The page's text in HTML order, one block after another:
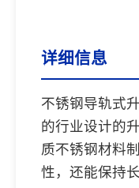
详细信息
不锈钢导轨式
的行业设计的
质不锈钢材料
性，还能保持